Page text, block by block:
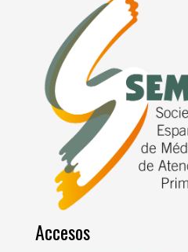
Accesos